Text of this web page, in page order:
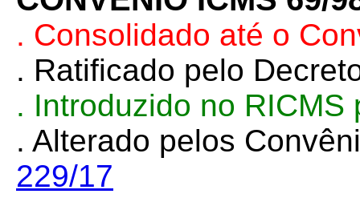
. Consolidado até o
. Ratificado pelo
. Introduzido no
. Alterado pelos
229/17